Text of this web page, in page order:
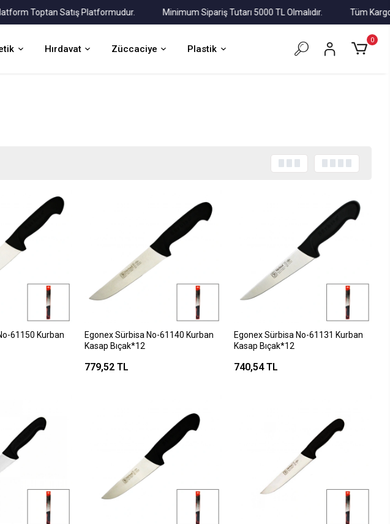
Toptan Satış Platformudur. Minimum Sipariş Tutarı 5000 TL Olmalıdır. Tüm Kargolar
Hırdavat Züccaciye Plastik
0
61150 Kurban
Egonex Sürbisa No-61140 Kurban
Kasap Bıçak*12
779,52 TL
Egonex Sürbisa No-61131 Kurban
Kasap Bıçak*12
740,54 TL